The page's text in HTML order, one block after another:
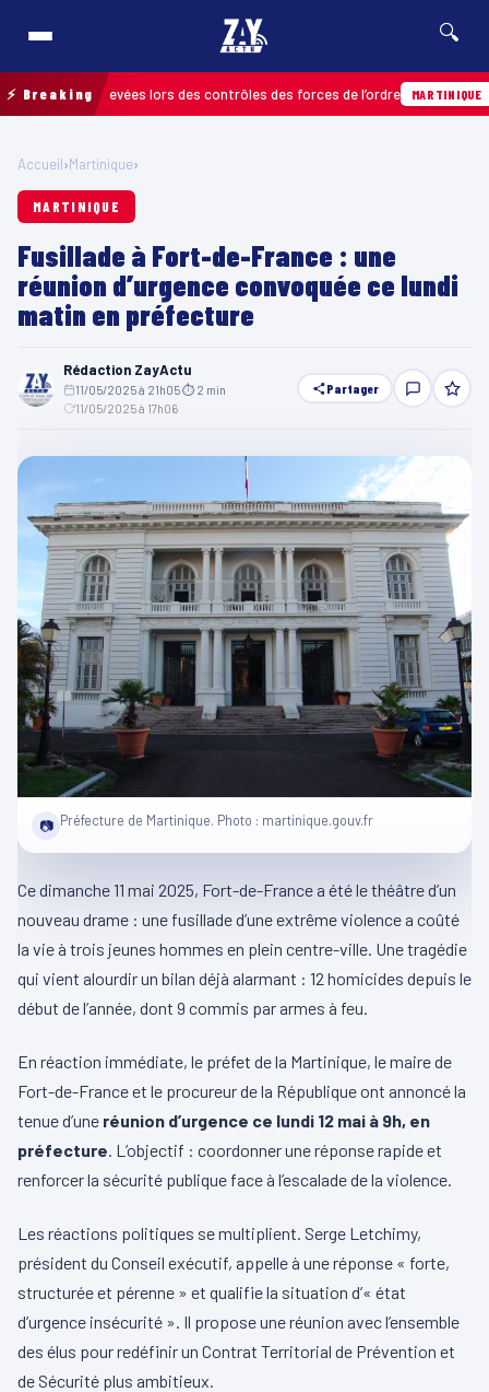
🔍
⚡ Breakingrelevées lors des contrôles des forces de l’ordre MARTINIQUE 04/
Accueil›Martinique›
MARTINIQUE
Fusillade à Fort-de-France : une
réunion d’urgence convoquée ce lundi
matin en préfecture
Rédaction ZayActu
11/05/2025 à 21h05⏱ 2 min
11/05/2025 à 17h06
Partager
📷 Préfecture de Martinique. Photo : martinique.gouv.fr
Ce dimanche 11 mai 2025, Fort-de-France a été le théâtre d’un
nouveau drame : une fusillade d’une extrême violence a coûté
la vie à trois jeunes hommes en plein centre-ville. Une tragédie
qui vient alourdir un bilan déjà alarmant : 12 homicides depuis le
début de l’année, dont 9 commis par armes à feu.
En réaction immédiate, le préfet de la Martinique, le maire de
Fort-de-France et le procureur de la République ont annoncé la
tenue d’une réunion d’urgence ce lundi 12 mai à 9h, en
préfecture. L’objectif : coordonner une réponse rapide et
renforcer la sécurité publique face à l’escalade de la violence.
Les réactions politiques se multiplient. Serge Letchimy,
président du Conseil exécutif, appelle à une réponse « forte,
structurée et pérenne » et qualifie la situation d’« état
d’urgence insécurité ». Il propose une réunion avec l’ensemble
des élus pour redéfinir un Contrat Territorial de Prévention et
de Sécurité plus ambitieux.